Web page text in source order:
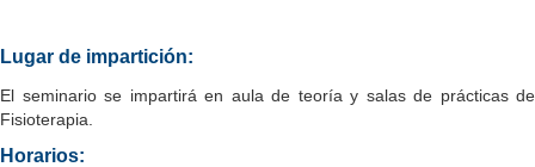
Lugar de impartición:
El seminario se impartirá en aula de teoría y salas de prácticas de
Fisioterapia.
Horarios: